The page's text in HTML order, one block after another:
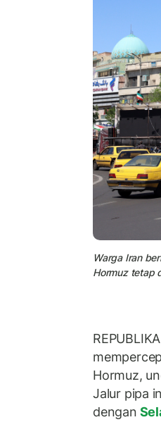
Warga Iran
Hormuz tetap
Hormuz,
Jalur pipa
dengan